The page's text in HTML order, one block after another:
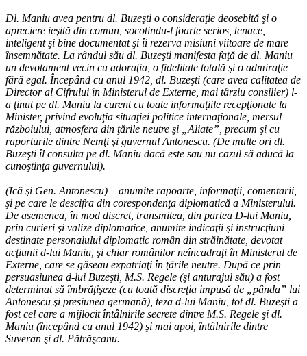
Dl. Maniu avea pentru dl. Buzeşti o consideraţie deosebită şi o
apreciere ieşită din comun, socotindu-l foarte serios, tenace,
inteligent şi bine documentat şi îi rezerva misiuni viitoare de mare
însemnătate. La rândul său dl. Buzeşti manifesta faţă de dl. Maniu
un devotament vecin cu adoraţia, o fidelitate totală şi o admiraţie
fără egal. Începând cu anul 1942, dl. Buzeşti (care avea calitatea de
Director al Cifrului în Ministerul de Externe, mai târziu consilier) l-
a ţinut pe dl. Maniu la curent cu toate informaţiile recepţionate la
Minister, privind evoluţia situaţiei politice internaţionale, mersul
războiului, atmosfera din ţările neutre şi „Aliate”, precum şi cu
raporturile dintre Nemţi şi guvernul Antonescu. (De multe ori dl.
Buzeşti îl consulta pe dl. Maniu dacă este sau nu cazul să aducă la
cunoştinţa guvernului).
(Ică şi Gen. Antonescu) – anumite rapoarte, informaţii, comentarii,
şi pe care le descifra din corespondenţa diplomatică a Ministerului.
De asemenea, în mod discret, transmitea, din partea D-lui Maniu,
prin curieri şi valize diplomatice, anumite indicaţii şi instrucţiuni
destinate personalului diplomatic român din străinătate, devotat
acţiunii d-lui Maniu, şi chiar românilor neîncadraţi în Ministerul de
Externe, care se găseau expatriaţi în ţările neutre. După ce prin
persuasiunea d-lui Buzeşti, M.S. Regele (şi anturajul său) a fost
determinat să îmbrăţişeze (cu toată discreţia impusă de „pânda” lui
Antonescu şi presiunea germană), teza d-lui Maniu, tot dl. Buzeşti a
fost cel care a mijlocit întâlnirile secrete dintre M.S. Regele şi dl.
Maniu (începând cu anul 1942) şi mai apoi, întâlnirile dintre
Suveran şi dl. Pătrăşcanu.